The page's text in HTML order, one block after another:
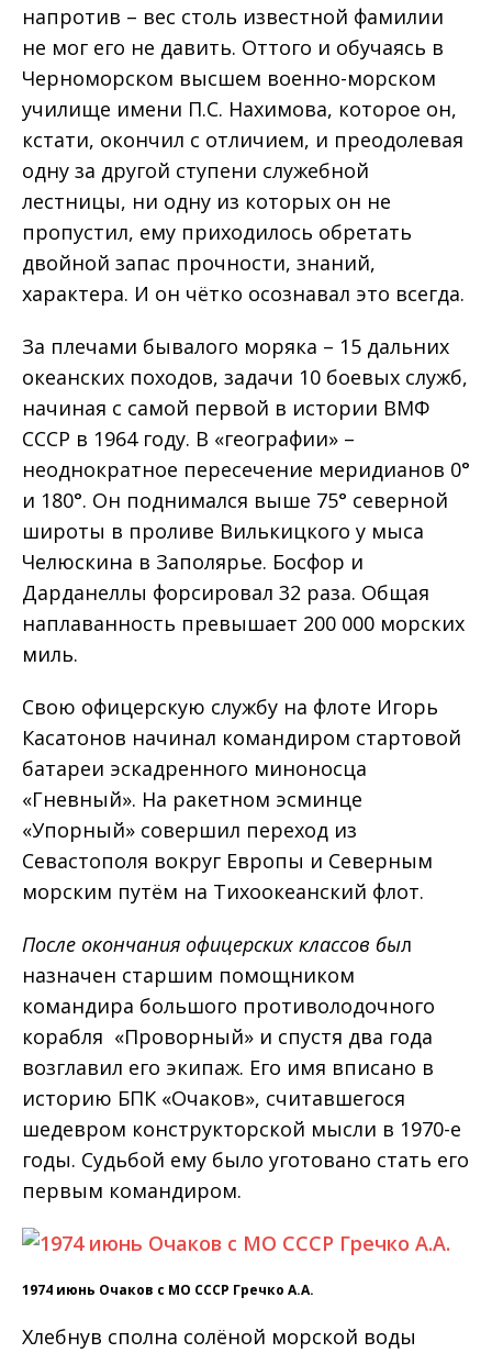
напротив – вес столь известной фамилии
не мог его не давить. Оттого и обучаясь в
Черноморском высшем военно-морском
училище имени П.С. Нахимова, которое он,
кстати, окончил с отличием, и преодолевая
одну за другой ступени служебной
лестницы, ни одну из которых он не
пропустил, ему приходилось обретать
двойной запас прочности, знаний,
характера. И он чётко осознавал это всегда.
За плечами бывалого моряка – 15 дальних
океанских походов, задачи 10 боевых служб,
начиная с самой первой в истории ВМФ
СССР в 1964 году. В «географии» –
неоднократное пересечение меридианов 0°
и 180°. Он поднимался выше 75° северной
широты в проливе Вилькицкого у мыса
Челюскина в Заполярье. Босфор и
Дарданеллы форсировал 32 раза. Общая
наплаванность превышает 200 000 морских
миль.
Свою офицерскую службу на флоте Игорь
Касатонов начинал командиром стартовой
батареи эскадренного миноносца
«Гневный». На ракетном эсминце
«Упорный» совершил переход из
Севастополя вокруг Европы и Северным
морским путём на Тихоокеанский флот.
После окончания офицерских классов был
назначен старшим помощником
командира большого противолодочного
корабля «Проворный» и спустя два года
возглавил его экипаж. Его имя вписано в
историю БПК «Очаков», считавшегося
шедевром конструкторской мысли в 1970-е
годы. Судьбой ему было уготовано стать его
первым командиром.
1974 июнь Очаков с МО СССР Гречко А.А.
Хлебнув сполна солёной морской воды